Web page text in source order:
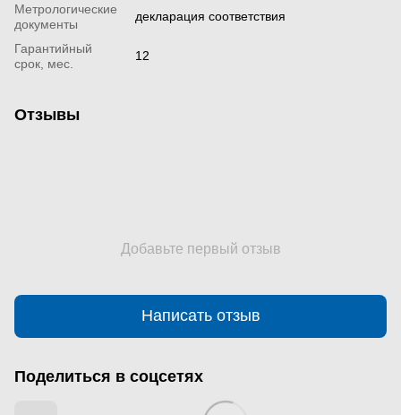
Метрологические
документы
декларация соответствия
Гарантийный
срок, мес.
12
Отзывы
Добавьте первый отзыв
Написать отзыв
Поделиться в соцсетях